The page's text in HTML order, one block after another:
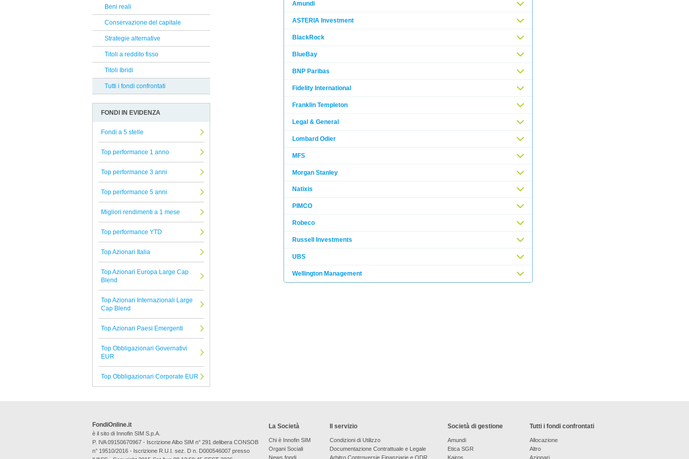
Reclami Assicurativi
Reclami Servizio di Investimento
DNCA Finance
DWS
Jupiter
EFG
Rothschild
Invesco
iM Global Partner AM
Oddo Meriten
Banca Finnat
HSBC
BlackRock
Bantleon
Tutte le Società di Gestione
Beni reali
Conservazione del capitale
Strategie alternative
Titoli a reddito fisso
Titoli Ibridi
Tutti i fondi confrontati
Amundi
ASTERIA Investment
BlackRock
BlueBay
BNP Paribas
Fidelity International
Franklin Templeton
Legal & General
Lombard Odier
MFS
Morgan Stanley
Natixis
PIMCO
Robeco
Russell Investments
UBS
Wellington Management
FONDI IN EVIDENZA
Fondi a 5 stelle
Top performance 1 anno
Top performance 3 anni
Top performance 5 anni
Migliori rendimenti a 1 mese
Top performance YTD
Top Azionari Italia
Top Azionari Europa Large Cap
Blend
Top Azionari Internazionali Large
Cap Blend
Top Azionari Paesi Emergenti
Top Obbligazionari Governativi
EUR
Top Obbligazionari Corporate EUR
La Società
Chi è Innofin SIM
Organi Sociali
News fondi
Il servizio
Condizioni di Utilizzo
Documentazione Contrattuale e Legale
Arbitro Controversie Finanziarie e ODR
Società di gestione
Amundi
Etica SGR
Kairos
Tutti i fondi confrontati
Allocazione
Altro
Azionari
FondiOnline.it
è il sito di Innofin SIM S.p.A.
P. IVA 09150670967 - Iscrizione Albo SIM n° 291 delibera CONSOB
n° 19510/2016 - Iscrizione R.U.I. sez. D n. D000546007 presso